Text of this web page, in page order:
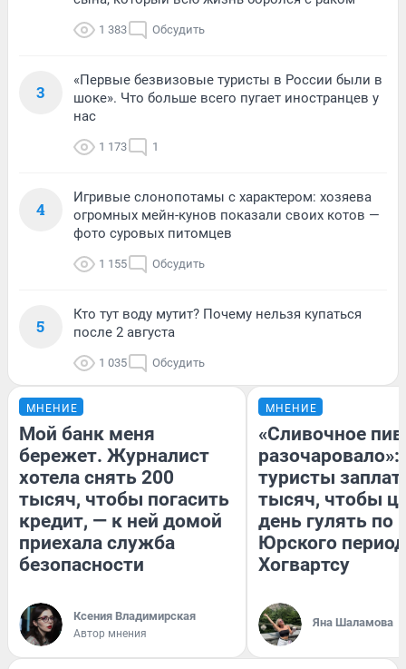
1 383 Обсудить
3
«Первые безвизовые туристы в России были в
шоке». Что больше всего пугает иностранцев у
нас
1 173 1
4
Игривые слонопотамы с характером: хозяева
огромных мейн-кунов показали своих котов —
фото суровых питомцев
1 155 Обсудить
5
Кто тут воду мутит? Почему нельзя купаться
после 2 августа
1 035 Обсудить
МНЕНИЕ
Мой банк меня
бережет. Журналист
хотела снять 200
тысяч, чтобы погасить
кредит, — к ней домой
приехала служба
безопасности
Ксения Владимирская
Автор мнения
МНЕНИЕ
«Сливочное
разочаровало»:
туристы
тысяч, чтобы
день гулять по
Юрского
Хогвартсу
Яна Шаламова